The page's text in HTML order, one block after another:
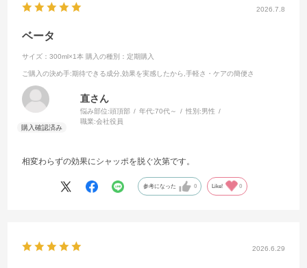
2026.7.8
ベータ
サイズ：300ml×1本 購入の種別：定期購入
ご購入の決め手:期待できる成分,効果を実感したから,手軽さ・ケアの簡便さ
直さん
悩み部位:頭頂部 年代:70代～ 性別:男性
職業:会社役員
相変わらずの効果にシャッポを脱ぐ次第です。
参考になった 0 Like! 0
2026.6.29